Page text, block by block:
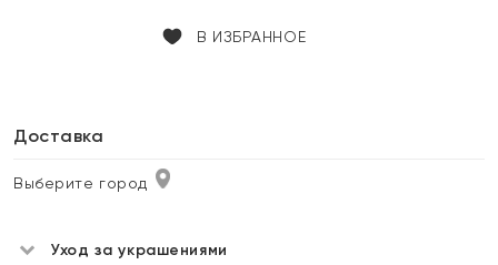
В ИЗБРАННОЕ
Доставка
Выберите город
Уход за украшениями